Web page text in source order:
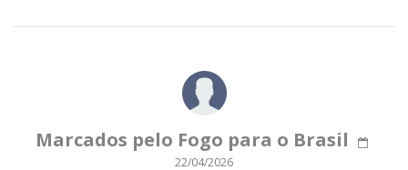
Marcados pelo Fogo para o Brasil
22/04/2026